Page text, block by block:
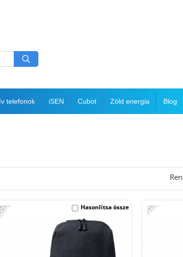
telefonok iSEN Cubot Zöld energia Blog
-28% Hasonlítsa össze -14%